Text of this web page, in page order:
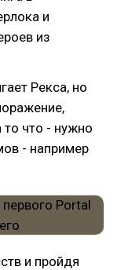
и
из
Рекса, но
то что - нужно
- например
и пройдя